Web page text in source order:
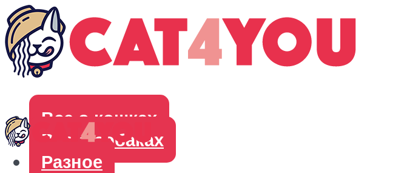
Все о кошках
Все о собаках
Разное